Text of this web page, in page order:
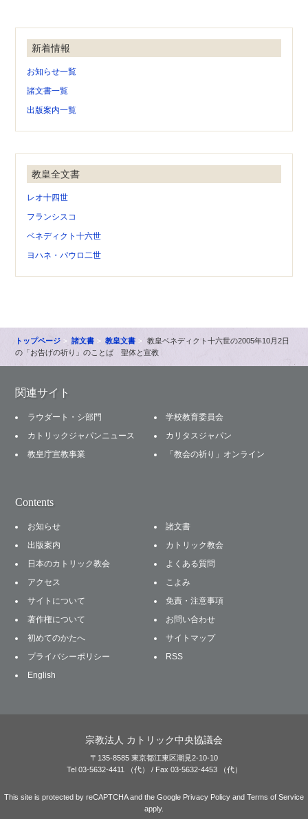
新着情報
お知らせ一覧
諸文書一覧
出版案内一覧
教皇全文書
レオ十四世
フランシスコ
ベネディクト十六世
ヨハネ・パウロ二世
トップページ 諸文書 教皇文書
教皇ベネディクト十六世の2005年10月2日
の「お告げの祈り」のことば 聖体と宣教
関連サイト
ラウダート・シ部門
学校教育委員会
カトリックジャパンニュース
カリタスジャパン
教皇庁宣教事業
「教会の祈り」オンライン
Contents
お知らせ
諸文書
出版案内
カトリック教会
日本のカトリック教会
よくある質問
アクセス
こよみ
サイトについて
免責・注意事項
著作権について
お問い合わせ
初めてのかたへ
サイトマップ
プライバシーポリシー
RSS
English
宗教法人 カトリック中央協議会
〒135-8585 東京都江東区潮見2-10-10
Tel 03-5632-4411 （代） / Fax 03-5632-4453 （代）
This site is protected by reCAPTCHA and the Google Privacy Policy and Terms of Service
apply.